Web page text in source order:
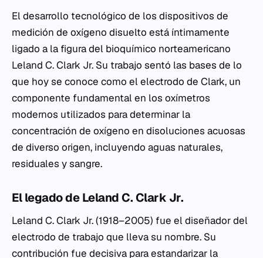
El desarrollo tecnológico de los dispositivos de
medición de oxígeno disuelto está íntimamente
ligado a la figura del bioquímico norteamericano
Leland C. Clark Jr. Su trabajo sentó las bases de lo
que hoy se conoce como el electrodo de Clark, un
componente fundamental en los oxímetros
modernos utilizados para determinar la
concentración de oxígeno en disoluciones acuosas
de diverso origen, incluyendo aguas naturales,
residuales y sangre.
El legado de Leland C. Clark Jr.
Leland C. Clark Jr. (1918–2005) fue el diseñador del
electrodo de trabajo que lleva su nombre. Su
contribución fue decisiva para estandarizar la